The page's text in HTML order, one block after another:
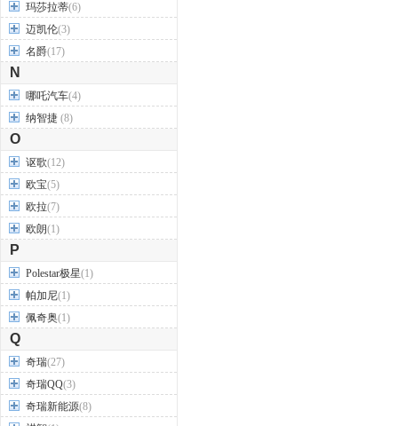
玛莎拉蒂(6)
迈凯伦(3)
名爵(17)
N
哪吒汽车(4)
纳智捷 (8)
O
讴歌(12)
欧宝(5)
欧拉(7)
欧朗(1)
P
Polestar极星(1)
Polestar(1)
Polestar 2
佩奇奥(1)
Q
奇瑞(27)